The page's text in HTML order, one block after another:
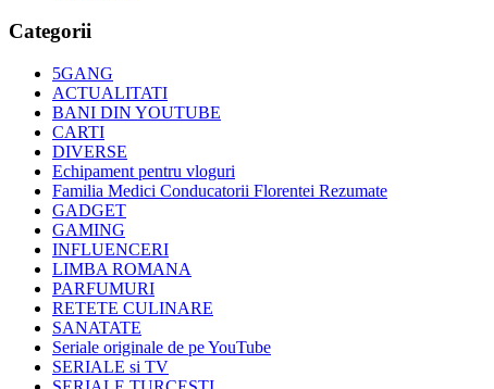
Categorii
5GANG
ACTUALITATI
BANI DIN YOUTUBE
CARTI
DIVERSE
Echipament pentru vloguri
Familia Medici Conducatorii Florentei Rezumate
GADGET
GAMING
INFLUENCERI
LIMBA ROMANA
PARFUMURI
RETETE CULINARE
SANATATE
Seriale originale de pe YouTube
SERIALE si TV